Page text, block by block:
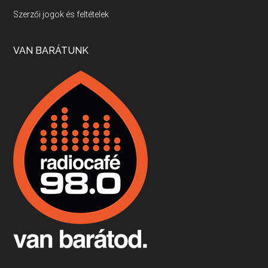
Villány, kékfrankos, Jackfall
Apr 17, 2026 • 00:35:38
Boston, teadélután, bab és homár
Apr 9, 2026 • 00:37:17
Fermentáljunk, a testünk meghálálja!
Apr 3, 2026 • 00:36:07
Szerzői jogok és feltételek
VAN BARÁTUNK